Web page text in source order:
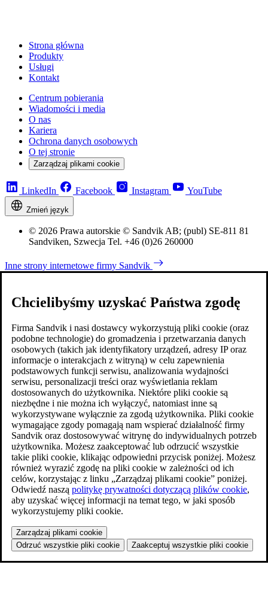
Strona główna
Produkty
Usługi
Kontakt
Centrum pobierania
Wiadomości i media
O nas
Kariera
Ochrona danych osobowych
O tej stronie
Zarządzaj plikami cookie
LinkedIn Facebook Instagram YouTube
Zmień język
© 2026 Prawa autorskie © Sandvik AB; (publ) SE-811 81
Sandviken, Szwecja Tel. +46 (0)26 260000
Inne strony internetowe firmy Sandvik
Chcielibyśmy uzyskać Państwa zgodę
Firma Sandvik i nasi dostawcy wykorzystują pliki cookie (oraz
podobne technologie) do gromadzenia i przetwarzania danych
osobowych (takich jak identyfikatory urządzeń, adresy IP oraz
informacje o interakcjach z witryną) w celu zapewnienia
podstawowych funkcji serwisu, analizowania wydajności
serwisu, personalizacji treści oraz wyświetlania reklam
dostosowanych do użytkownika. Niektóre pliki cookie są
niezbędne i nie można ich wyłączyć, natomiast inne są
wykorzystywane wyłącznie za zgodą użytkownika. Pliki cookie
wymagające zgody pomagają nam wspierać działalność firmy
Sandvik oraz dostosowywać witrynę do indywidualnych potrzeb
użytkownika. Możesz zaakceptować lub odrzucić wszystkie
takie pliki cookie, klikając odpowiedni przycisk poniżej. Możesz
również wyrazić zgodę na pliki cookie w zależności od ich
celów, korzystając z linku „Zarządzaj plikami cookie” poniżej.
Odwiedź naszą politykę prywatności dotyczącą plików cookie,
aby uzyskać więcej informacji na temat tego, w jaki sposób
wykorzystujemy pliki cookie.
Zarządzaj plikami cookie
Odrzuć wszystkie pliki cookie
Zaakceptuj wszystkie pliki cookie